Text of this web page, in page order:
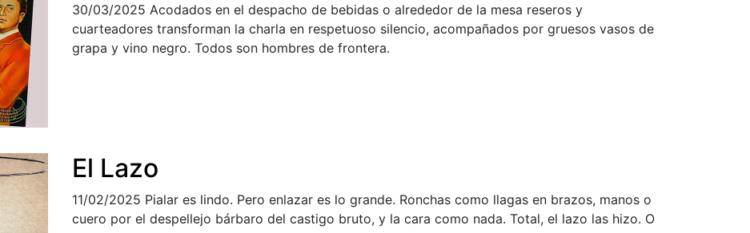
30/03/2025 Acodados en el despacho de bebidas o alrededor de la mesa reseros y
cuarteadores transforman la charla en respetuoso silencio, acompañados por gruesos vasos de
grapa y vino negro. Todos son hombres de frontera.
El Lazo
11/02/2025 Pialar es lindo. Pero enlazar es lo grande. Ronchas como llagas en brazos, manos o
cuero por el despellejo bárbaro del castigo bruto, y la cara como nada. Total, el lazo las hizo. O